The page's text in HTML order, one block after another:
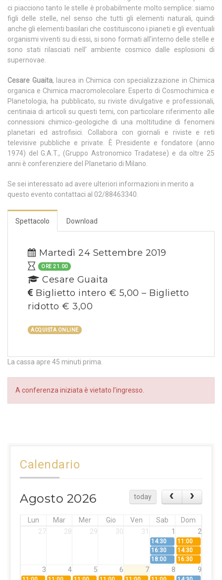
ci piacciono tanto le stelle è probabilmente molto semplice: siamo
figli delle stelle, nel senso che tutti gli elementi naturali, quindi
anche gli elementi basilari che costituiscono i pianeti e gli eventuali
organismi viventi su di essi, si sono formati all’interno delle stelle e
sono stati rilasciati nell’ ambiente cosmico dalle esplosioni di
supernovae.
Cesare Guaita, laurea in Chimica con specializzazione in Chimica
organica e Chimica macromolecolare. Esperto di Cosmochimica e
Planetologia, ha pubblicato, su riviste divulgative e professionali,
centinaia di articoli su questi temi, con particolare riferimento alle
connessioni chimico-geologiche di una moltitudine di fenomeni
planetari ed astrofisici. Collabora con giornali e riviste e reti
televisive pubbliche e private. È Presidente e fondatore (anno
1974) del G.A.T., (Gruppo Astronomico Tradatese) e da oltre 25
anni è conferenziere del Planetario di Milano.
Se sei interessato ad avere ulteriori informazioni in merito a
questo evento contattaci al 02/88463340.
Spettacolo Download
Martedì 24 Settembre 2019
ORE 21.00
Cesare Guaita
Biglietto intero € 5,00 – Biglietto
ridotto € 3,00
ACQUISTA ONLINE
La cassa apre 45 minuti prima.
A conferenza iniziata è vietato l’ingresso.
Calendario
Agosto 2026 today
Lun Mar Mer Gio Ven Sab
Dom
27
28 29 30 31 1 2
14:30
11:00
16:30
14:30
18:00
16:30
3 4 5 6 7 8 9